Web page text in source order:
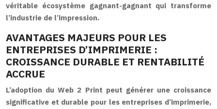
véritable écosystème gagnant-gagnant qui transforme
l’industrie de l’impression.
AVANTAGES MAJEURS POUR LES
ENTREPRISES D’IMPRIMERIE :
CROISSANCE DURABLE ET RENTABILITÉ
ACCRUE
L’adoption du Web 2 Print peut générer une croissance
significative et durable pour les entreprises d’imprimerie,